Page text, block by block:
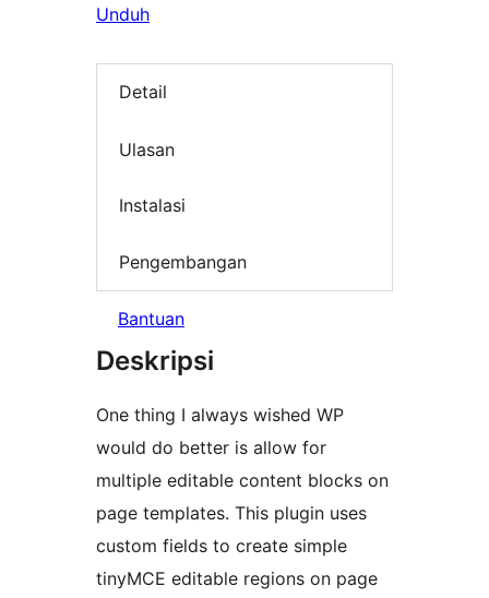
Unduh
Detail
Ulasan
Instalasi
Pengembangan
Bantuan
Deskripsi
One thing I always wished WP
would do better is allow for
multiple editable content blocks on
page templates. This plugin uses
custom fields to create simple
tinyMCE editable regions on page